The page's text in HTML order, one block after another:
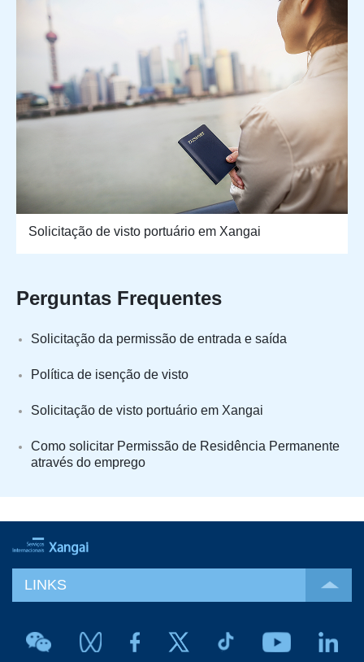
Solicitação de visto portuário em Xangai
Perguntas Frequentes
Solicitação da permissão de entrada e saída
Política de isenção de visto
Solicitação de visto portuário em Xangai
Como solicitar Permissão de Residência Permanente
através do emprego
LINKS